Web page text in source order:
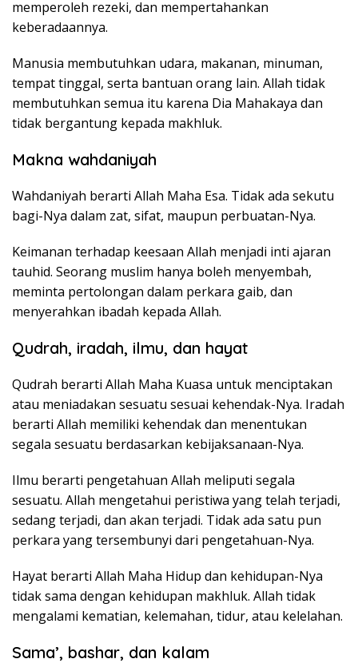
memperoleh rezeki, dan mempertahankan
keberadaannya.
Manusia membutuhkan udara, makanan, minuman,
tempat tinggal, serta bantuan orang lain. Allah tidak
membutuhkan semua itu karena Dia Mahakaya dan
tidak bergantung kepada makhluk.
Makna wahdaniyah
Wahdaniyah berarti Allah Maha Esa. Tidak ada sekutu
bagi-Nya dalam zat, sifat, maupun perbuatan-Nya.
Keimanan terhadap keesaan Allah menjadi inti ajaran
tauhid. Seorang muslim hanya boleh menyembah,
meminta pertolongan dalam perkara gaib, dan
menyerahkan ibadah kepada Allah.
Qudrah, iradah, ilmu, dan hayat
Qudrah berarti Allah Maha Kuasa untuk menciptakan
atau meniadakan sesuatu sesuai kehendak-Nya. Iradah
berarti Allah memiliki kehendak dan menentukan
segala sesuatu berdasarkan kebijaksanaan-Nya.
Ilmu berarti pengetahuan Allah meliputi segala
sesuatu. Allah mengetahui peristiwa yang telah terjadi,
sedang terjadi, dan akan terjadi. Tidak ada satu pun
perkara yang tersembunyi dari pengetahuan-Nya.
Hayat berarti Allah Maha Hidup dan kehidupan-Nya
tidak sama dengan kehidupan makhluk. Allah tidak
mengalami kematian, kelemahan, tidur, atau kelelahan.
Sama’, bashar, dan kalam